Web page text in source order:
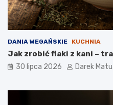
DANIA WEGAŃSKIE KUCHNIA
Jak zrobić flaki z kani –
30 lipca 2026 Darek